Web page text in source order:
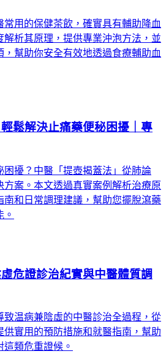
常用的保健茶飲，確實具有輔助降血
解析其原理，提供專業沖泡方法，並
幫助你安全有效地透過食療輔助血
鬆解決止痛藥便秘困擾｜專
困擾？中醫「提壺揭蓋法」從肺論
方案。本文透過真實案例解析治療原
和日常調理建議，幫助您擺脫瀉藥
危證診治紀實與中醫體質調
致温病兼陰虛的中醫診治全過程，從
實用的預防措施和就醫指南，幫助
類危重證候。